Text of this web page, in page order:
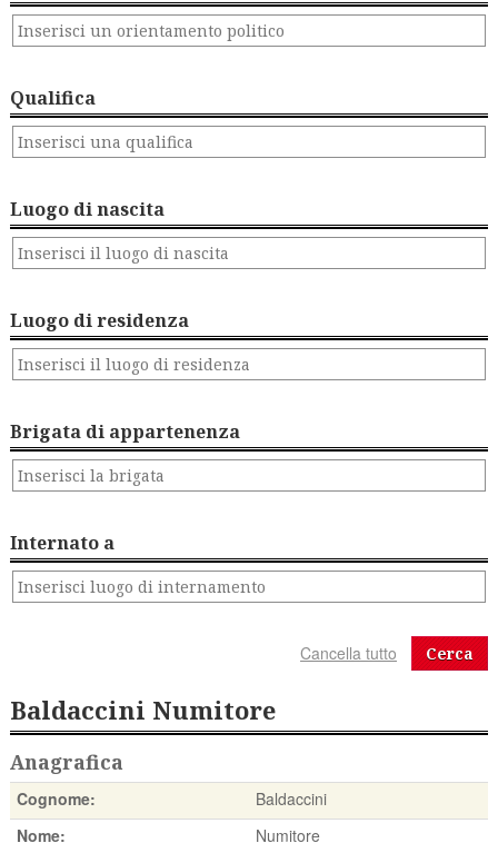
Qualifica
Luogo di nascita
Luogo di residenza
Brigata di appartenenza
Internato a
Cerca
Baldaccini Numitore
Anagrafica
Cognome:
Baldaccini
Nome:
Numitore